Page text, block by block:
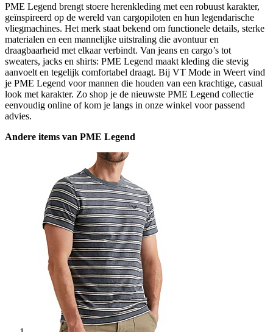
PME Legend brengt stoere herenkleding met een robuust karakter,
geïnspireerd op de wereld van cargopiloten en hun legendarische
vliegmachines. Het merk staat bekend om functionele details, sterke
materialen en een mannelijke uitstraling die avontuur en
draagbaarheid met elkaar verbindt. Van jeans en cargo’s tot
sweaters, jacks en shirts: PME Legend maakt kleding die stevig
aanvoelt en tegelijk comfortabel draagt. Bij VT Mode in Weert vind
je PME Legend voor mannen die houden van een krachtige, casual
look met karakter. Zo shop je de nieuwste PME Legend collectie
eenvoudig online of kom je langs in onze winkel voor passend
advies.
Andere items van PME Legend